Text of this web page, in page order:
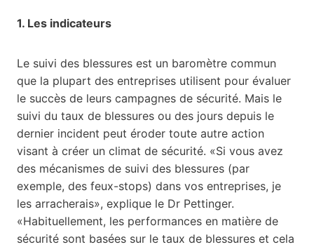
1. Les indicateurs
Le suivi des blessures est un baromètre commun
que la plupart des entreprises utilisent pour évaluer
le succès de leurs campagnes de sécurité. Mais le
suivi du taux de blessures ou des jours depuis le
dernier incident peut éroder toute autre action
visant à créer un climat de sécurité. «Si vous avez
des mécanismes de suivi des blessures (par
exemple, des feux-stops) dans vos entreprises, je
les arracherais», explique le Dr Pettinger.
«Habituellement, les performances en matière de
sécurité sont basées sur le taux de blessures et cela